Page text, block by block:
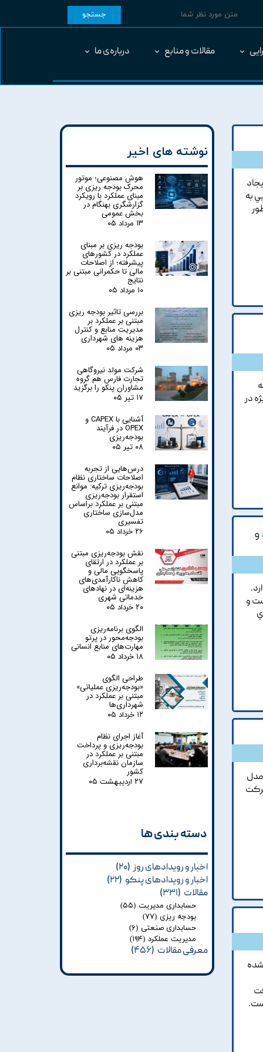
جستجو
مقالات و منابع درباره‌ی ما
به
در
و
و
مدل
شده
نوشته های اخیر
هوش مصنوعی؛ موتور
محرک بودجه ریزی بر
مبنای عملکرد با رویکرد
گزارشگری بهنگام در
بخش عمومی
۱۳ مرداد ۰۵
بودجه ریزی بر مبنای
عملکرد در کشورهای
پیشرفته؛ از اصلاحات
مالی تا حکمرانی مبتنی بر
نتایج
۱۰ مرداد ۰۵
بررسی تاثیر بودجه ریزی
مبتنی بر عملکرد بر
مدیریت منابع و کنترل
هزینه های شهرداری
۰۳ مرداد ۰۵
شرکت مولد نیروگاهی
تجارت فارس هم گروه
مشاوران پنکو را برگزید
۱۷ تیر ۰۵
آشنایی با CAPEX و
OPEX در فرآیند
بودجه‌ریزی
۰۸ تیر ۰۵
درس‌هایی از تجربه
اصلاحات ساختاری نظام
بودجه‌ریزی ترکیه: موانع
استقرار بودجه‌ریزی
مبتنی بر عملکرد براساس
مدل‌سازی ساختاری
تفسیری
۲۶ خرداد ۰۵
نقش بودجه‌ریزی مبتنی
بر عملکرد در ارتقای
پاسخگویی مالی و
کاهش ناکارآمدی‌های
هزینه‌ای در نهادهای
خدماتی شهری
۲۰ خرداد ۰۵
الگوی برنامه‌ریزی
بودجه‌محور در پرتو
مهارت‌های منابع انسانی
۱۸ خرداد ۰۵
طراحی الگوی
«بودجه‌ریزی عملیاتی»
مبتنی بر عملکرد در
شهرداری‌ها
۱۲ خرداد ۰۵
آغاز اجرای نظام
بودجه‌ریزی و پرداخت
مبتنی بر عملکرد در
سازمان نقشه‌برداری
کشور
۲۷ اردیبهشت ۰۵
دسته بندی ها​​​​​​​
اخبار و رویدادهای روز (۲۰)
اخبار و رویدادهای پنکو (۲۲)
مقالات (۳۳۱)
حسابداری مدیریت (۵۵)
بودجه ریزی (۷۷)
حسابداری صنعتی (۶)
مدیریت عملکرد (۱۹۴)
معرفی مقالات (۴۵۶)